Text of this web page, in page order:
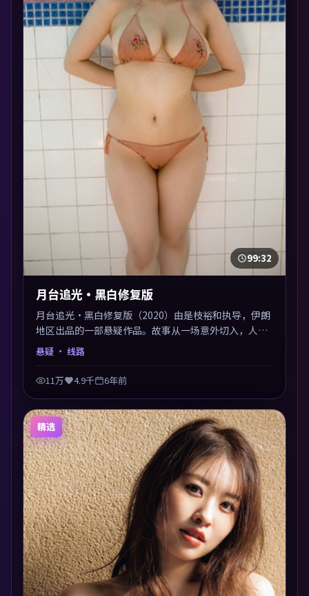
99:32
月台追光·黑白修复版
月台追光·黑白修复版（2020）由是枝裕和执导，伊朗
地区出品的一部悬疑作品。故事从一场意外切入，人物
在道德与生存之间反复摇摆，叙事层层推进，情绪克制
溅。
悬疑 · 线路
11万 4.9千 6年前
精选